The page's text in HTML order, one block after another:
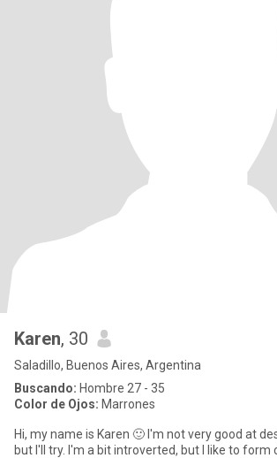
Karen, 30
Saladillo, Buenos Aires, Argentina
Buscando: Hombre 27 - 35
Color de Ojos: Marrones
Hi, my name is Karen 🙂 I'm not very good at
but I'll try. I'm a bit introverted, but I like to form